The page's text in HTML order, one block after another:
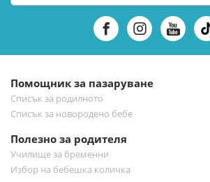
бюлетин:
Помощник за пазаруване
Списък за родилното
Списък за новородено бебе
Полезно за родителя
Училище за бременни
Избор на бебешка количка